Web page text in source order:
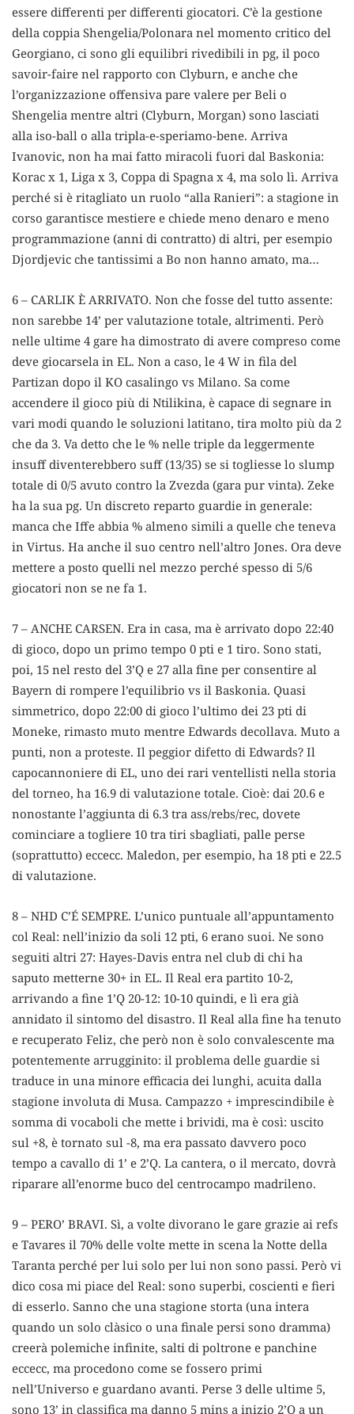
essere differenti per differenti giocatori. C’è la gestione
della coppia Shengelia/Polonara nel momento critico del
Georgiano, ci sono gli equilibri rivedibili in pg, il poco
savoir-faire nel rapporto con Clyburn, e anche che
l’organizzazione offensiva pare valere per Beli o
Shengelia mentre altri (Clyburn, Morgan) sono lasciati
alla iso-ball o alla tripla-e-speriamo-bene. Arriva
Ivanovic, non ha mai fatto miracoli fuori dal Baskonia:
Korac x 1, Liga x 3, Coppa di Spagna x 4, ma solo lì. Arriva
perché si è ritagliato un ruolo “alla Ranieri”: a stagione in
corso garantisce mestiere e chiede meno denaro e meno
programmazione (anni di contratto) di altri, per esempio
Djordjevic che tantissimi a Bo non hanno amato, ma…
6 – CARLIK È ARRIVATO. Non che fosse del tutto assente:
non sarebbe 14’ per valutazione totale, altrimenti. Però
nelle ultime 4 gare ha dimostrato di avere compreso come
deve giocarsela in EL. Non a caso, le 4 W in fila del
Partizan dopo il KO casalingo vs Milano. Sa come
accendere il gioco più di Ntilikina, è capace di segnare in
vari modi quando le soluzioni latitano, tira molto più da 2
che da 3. Va detto che le % nelle triple da leggermente
insuff diventerebbero suff (13/35) se si togliesse lo slump
totale di 0/5 avuto contro la Zvezda (gara pur vinta). Zeke
ha la sua pg. Un discreto reparto guardie in generale:
manca che Iffe abbia % almeno simili a quelle che teneva
in Virtus. Ha anche il suo centro nell’altro Jones. Ora deve
mettere a posto quelli nel mezzo perché spesso di 5/6
giocatori non se ne fa 1.
7 – ANCHE CARSEN. Era in casa, ma è arrivato dopo 22:40
di gioco, dopo un primo tempo 0 pti e 1 tiro. Sono stati,
poi, 15 nel resto del 3’Q e 27 alla fine per consentire al
Bayern di rompere l’equilibrio vs il Baskonia. Quasi
simmetrico, dopo 22:00 di gioco l’ultimo dei 23 pti di
Moneke, rimasto muto mentre Edwards decollava. Muto a
punti, non a proteste. Il peggior difetto di Edwards? Il
capocannoniere di EL, uno dei rari ventellisti nella storia
del torneo, ha 16.9 di valutazione totale. Cioè: dai 20.6 e
nonostante l’aggiunta di 6.3 tra ass/rebs/rec, dovete
cominciare a togliere 10 tra tiri sbagliati, palle perse
(soprattutto) eccecc. Maledon, per esempio, ha 18 pti e 22.5
di valutazione.
8 – NHD C’É SEMPRE. L’unico puntuale all’appuntamento
col Real: nell’inizio da soli 12 pti, 6 erano suoi. Ne sono
seguiti altri 27: Hayes-Davis entra nel club di chi ha
saputo metterne 30+ in EL. Il Real era partito 10-2,
arrivando a fine 1’Q 20-12: 10-10 quindi, e lì era già
annidato il sintomo del disastro. Il Real alla fine ha tenuto
e recuperato Feliz, che però non è solo convalescente ma
potentemente arrugginito: il problema delle guardie si
traduce in una minore efficacia dei lunghi, acuita dalla
stagione involuta di Musa. Campazzo + imprescindibile è
somma di vocaboli che mette i brividi, ma è così: uscito
sul +8, è tornato sul -8, ma era passato davvero poco
tempo a cavallo di 1’ e 2’Q. La cantera, o il mercato, dovrà
riparare all’enorme buco del centrocampo madrileno.
9 – PERO’ BRAVI. Sì, a volte divorano le gare grazie ai refs
e Tavares il 70% delle volte mette in scena la Notte della
Taranta perché per lui solo per lui non sono passi. Però vi
dico cosa mi piace del Real: sono superbi, coscienti e fieri
di esserlo. Sanno che una stagione storta (una intera
quando un solo clàsico o una finale persi sono dramma)
creerà polemiche infinite, salti di poltrone e panchine
eccecc, ma procedono come se fossero primi
nell’Universo e guardano avanti. Perse 3 delle ultime 5,
sono 13’ in classifica ma danno 5 mins a inizio 2’Q a un